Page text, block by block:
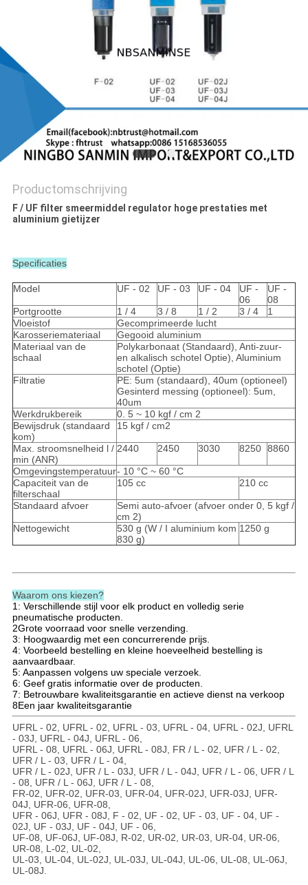
Productomschrijving
F / UF filter smeermiddel regulator hoge prestaties met
aluminium gietijzer
Specificaties
Model UF - 02 UF - 03 UF - 04
UF -
06
UF -
08
Portgrootte
1 / 4 3 / 8 1 / 2 3 / 4
1
Vloeistof
Gecomprimeerde lucht
Karosseriemateriaal
Gegooid aluminium
Materiaal van de
schaal
Polykarbonaat (Standaard), Anti-zuur-
en alkalisch schotel Optie), Aluminium
schotel (Optie)
Filtratie
PE: 5um (standaard), 40um (optioneel)
Gesinterd messing (optioneel): 5um,
40um
Werkdrukbereik
0. 5 ~ 10 kgf / cm 2
Bewijsdruk (standaard
kom)
15 kgf / cm2
Max. stroomsnelheid l /
min (ANR)
2440 2450 3030 8250 8860
Omgevingstemperatuur- 10 °C ~ 60 °C
Capaciteit van de
filterschaal
105 cc 210 cc
Standaard afvoer
Semi auto-afvoer (afvoer onder 0, 5 kgf /
cm 2)
Nettogewicht
530 g (W / I aluminium kom
830 g)
1250 g
Waarom ons kiezen?
1: Verschillende stijl voor elk product en volledig serie
pneumatische producten.
2Grote voorraad voor snelle verzending.
3: Hoogwaardig met een concurrerende prijs.
4: Voorbeeld bestelling en kleine hoeveelheid bestelling is
aanvaardbaar.
5: Aanpassen volgens uw speciale verzoek.
6: Geef gratis informatie over de producten.
7: Betrouwbare kwaliteitsgarantie en actieve dienst na verkoop
8Een jaar kwaliteitsgarantie
UFRL - 02, UFRL - 02, UFRL - 03, UFRL - 04, UFRL - 02J, UFRL
- 03J, UFRL - 04J, UFRL - 06,
UFRL - 08, UFRL - 06J, UFRL - 08J, FR / L - 02, UFR / L - 02,
UFR / L - 03, UFR / L - 04,
UFR / L - 02J, UFR / L - 03J, UFR / L - 04J, UFR / L - 06, UFR / L
- 08, UFR / L - 06J, UFR / L - 08,
FR-02, UFR-02, UFR-03, UFR-04, UFR-02J, UFR-03J, UFR-
04J, UFR-06, UFR-08,
UFR - 06J, UFR - 08J, F - 02, UF - 02, UF - 03, UF - 04, UF -
02J, UF - 03J, UF - 04J, UF - 06,
UF-08, UF-06J, UF-08J, R-02, UR-02, UR-03, UR-04, UR-06,
UR-08, L-02, UL-02,
UL-03, UL-04, UL-02J, UL-03J, UL-04J, UL-06, UL-08, UL-06J,
UL-08J.